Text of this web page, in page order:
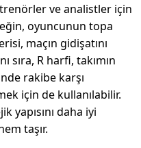
ve analistler için
oyuncunun topa
maçın gidişatını
sıra, R harfi, takımın
rakibe karşı
için de kullanılabilir.
yapısını daha iyi
taşır.